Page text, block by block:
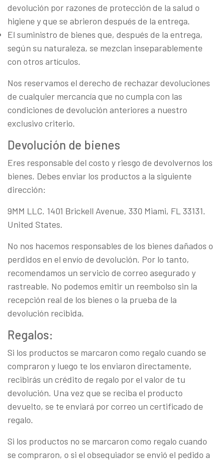
devolución por razones de protección de la salud o
higiene y que se abrieron después de la entrega.
El suministro de bienes que, después de la entrega,
según su naturaleza, se mezclan inseparablemente
con otros artículos.
Nos reservamos el derecho de rechazar devoluciones
de cualquier mercancía que no cumpla con las
condiciones de devolución anteriores a nuestro
exclusivo criterio.
Devolución de bienes
Eres responsable del costo y riesgo de devolvernos los
bienes. Debes enviar los productos a la siguiente
dirección:
9MM LLC. 1401 Brickell Avenue, 330 Miami, FL 33131.
United States.
No nos hacemos responsables de los bienes dañados o
perdidos en el envío de devolución. Por lo tanto,
recomendamos un servicio de correo asegurado y
rastreable. No podemos emitir un reembolso sin la
recepción real de los bienes o la prueba de la
devolución recibida.
Regalos:
Si los productos se marcaron como regalo cuando se
compraron y luego te los enviaron directamente,
recibirás un crédito de regalo por el valor de tu
devolución. Una vez que se reciba el producto
devuelto, se te enviará por correo un certificado de
regalo.
Si los productos no se marcaron como regalo cuando
se compraron, o si el obsequiador se envió el pedido a